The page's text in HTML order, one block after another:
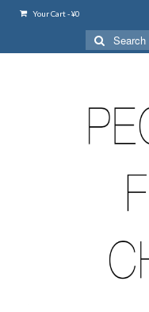
Your Cart-¥0
Search
for: